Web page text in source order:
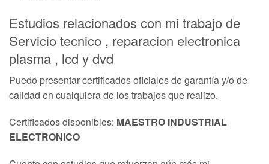
Estudios relacionados con mi trabajo de
Servicio tecnico , reparacion electronica
plasma , lcd y dvd
Puedo presentar certificados oficiales de garantía y/o de
calidad en cualquiera de los trabajos que realizo.
Certificados disponibles: MAESTRO INDUSTRIAL
ELECTRONICO